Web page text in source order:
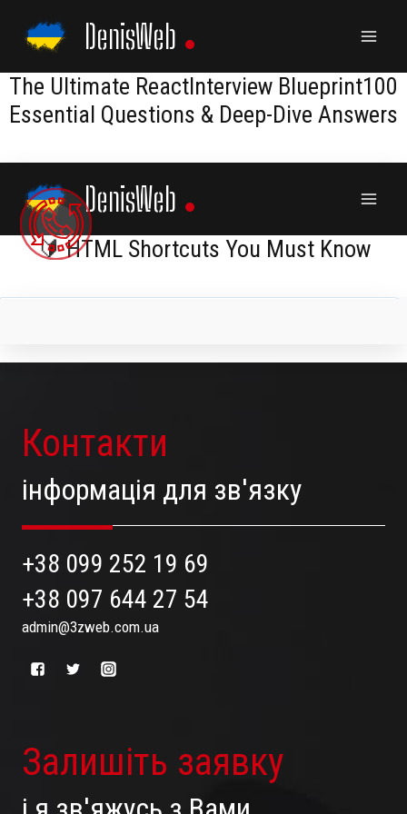
content
DenisWeb
The Ultimate ReactInterview Blueprint100
Essential Questions & Deep-Dive Answers
Контакти
інформація для зв'язку
+38 099 252 19 69
+38 097 644 27 54
admin@3zweb.com.ua
Залишіть заявку